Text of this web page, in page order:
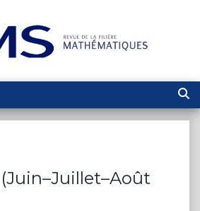
(Juin–Juillet–Août